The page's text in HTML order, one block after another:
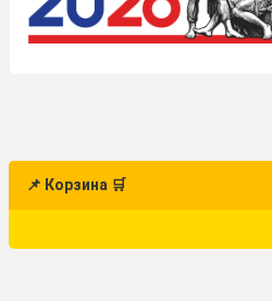
📌 Корзина 🛒